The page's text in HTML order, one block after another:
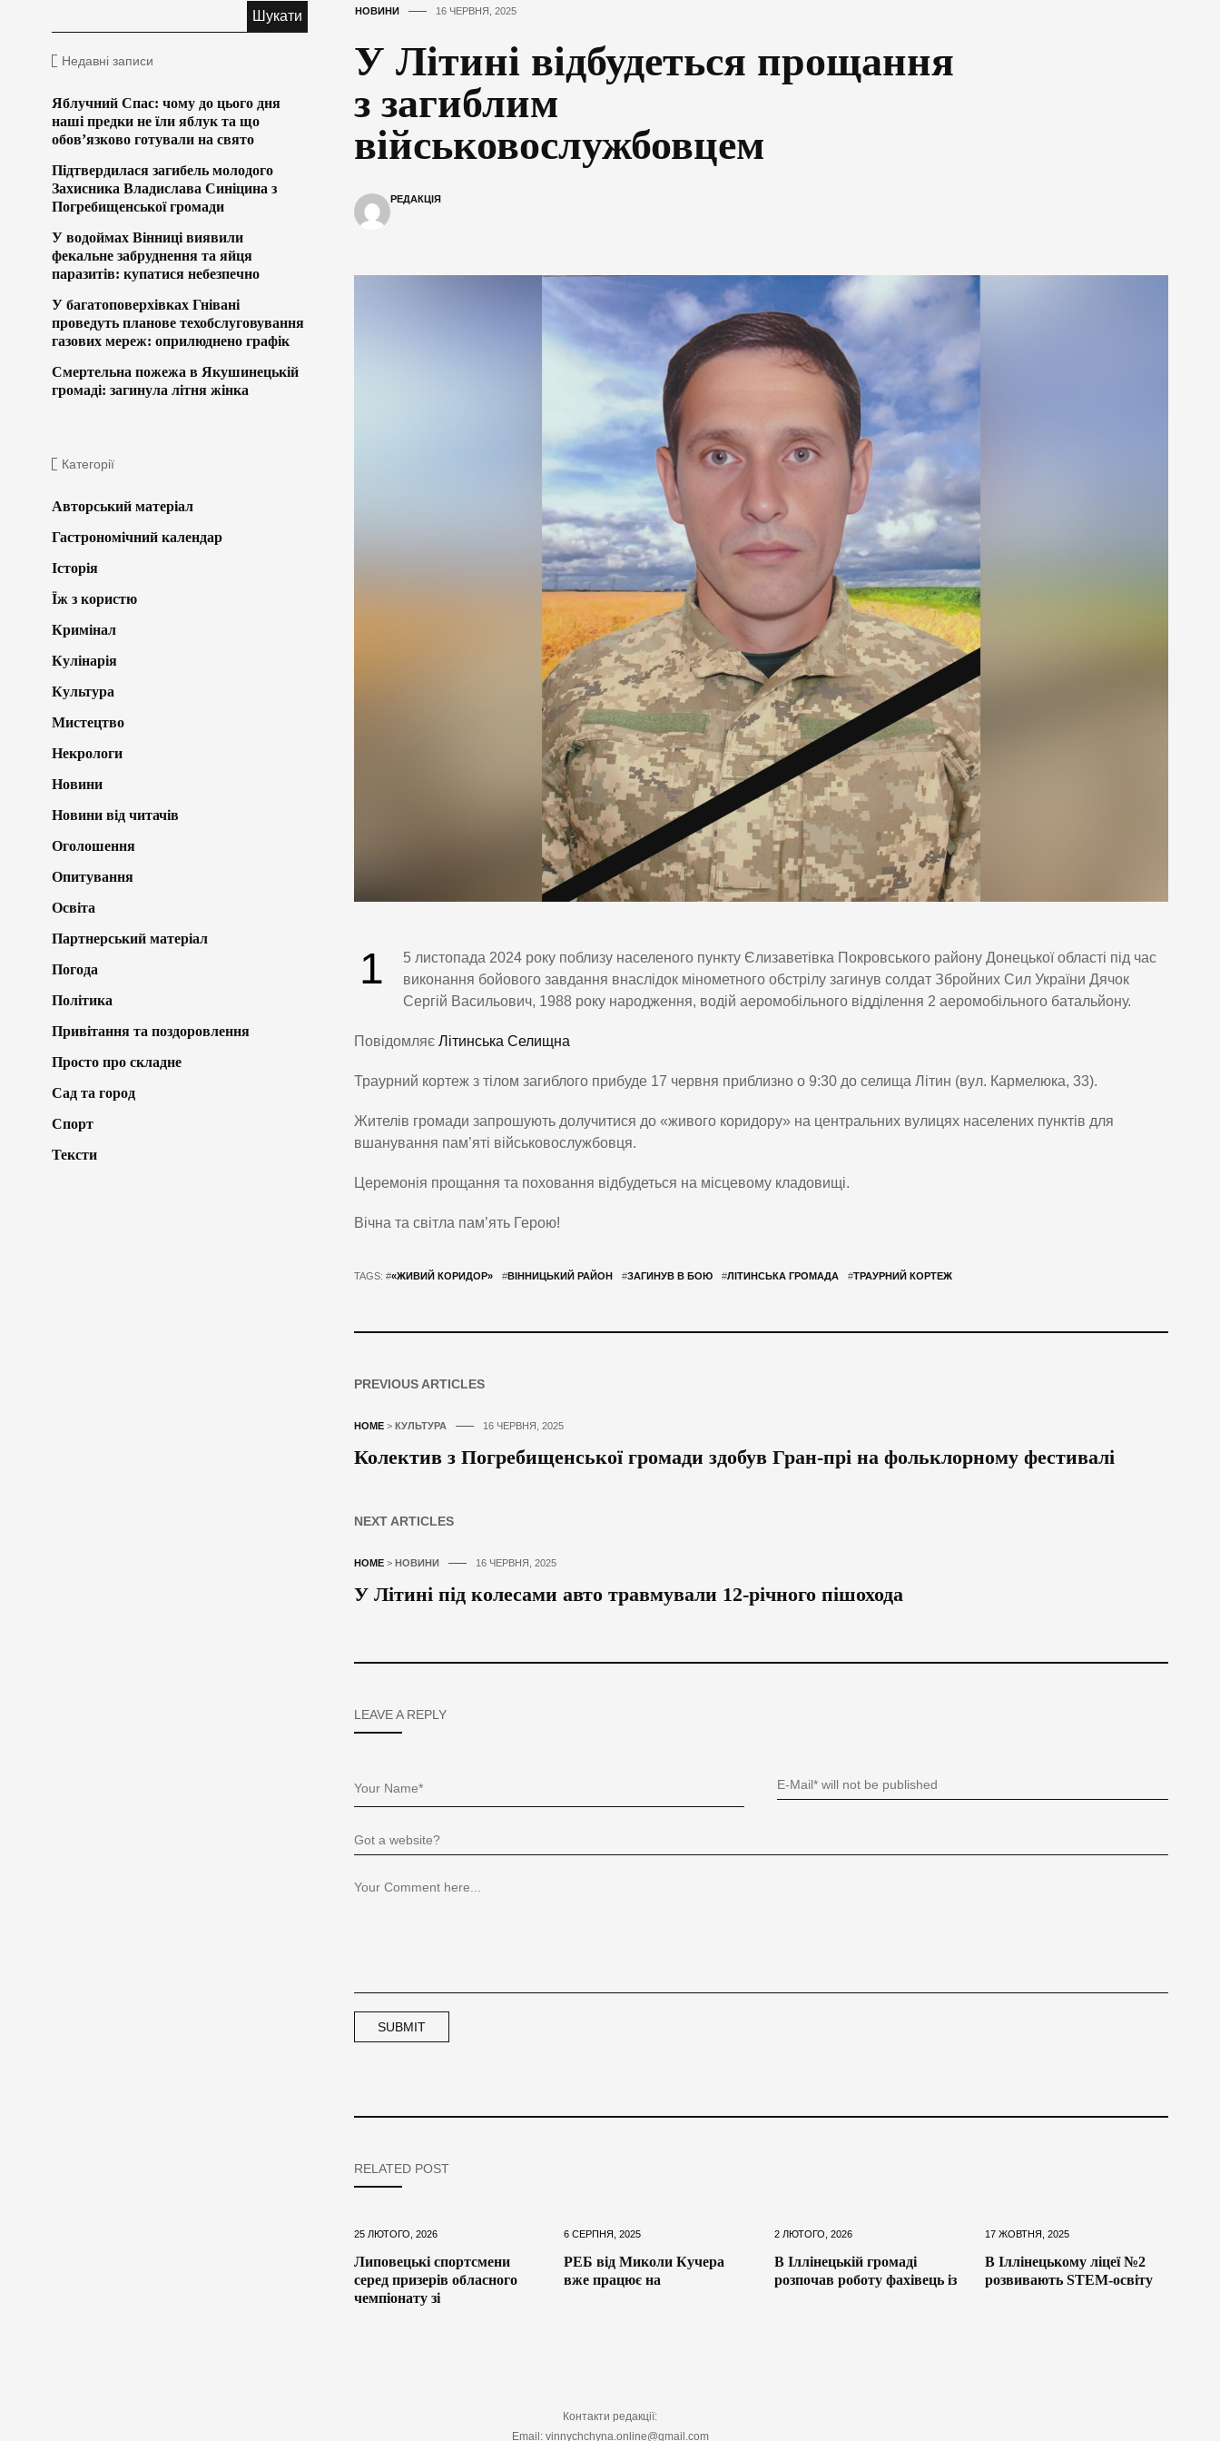
НОВИНИ 16 ЧЕРВНЯ, 2025
У Літині відбудеться прощання
з загиблим
військовослужбовцем
РЕДАКЦІЯ
1
5 листопада 2024 року поблизу населеного пункту Єлизаветівка Покровського району Донецької області під час
виконання бойового завдання внаслідок мінометного обстрілу загинув солдат Збройних Сил України Дячок
Сергій Васильович, 1988 року народження, водій аеромобільного відділення 2 аеромобільного батальйону.
Повідомляє Літинська Селищна
Траурний кортеж з тілом загиблого прибуде 17 червня приблизно о 9:30 до селища Літин (вул. Кармелюка, 33).
Жителів громади запрошують долучитися до «живого коридору» на центральних вулицях населених пунктів для
вшанування пам’яті військовослужбовця.
Церемонія прощання та поховання відбудеться на місцевому кладовищі.
Вічна та світла пам’ять Герою!
TAGS: #«ЖИВИЙ КОРИДОР» #ВІННИЦЬКИЙ РАЙОН #ЗАГИНУВ В БОЮ #ЛІТИНСЬКА ГРОМАДА #ТРАУРНИЙ КОРТЕЖ
PREVIOUS ARTICLES
HOME> КУЛЬТУРА 16 ЧЕРВНЯ, 2025
Колектив з Погребищенської громади здобув Гран-прі на фольклорному фестивалі
NEXT ARTICLES
HOME> НОВИНИ 16 ЧЕРВНЯ, 2025
У Літині під колесами авто травмували 12-річного пішохода
LEAVE A REPLY
RELATED POST
25 ЛЮТОГО, 2026
Липовецькі спортсмени
серед призерів обласного
чемпіонату зі
6 СЕРПНЯ, 2025
РЕБ від Миколи Кучера
вже працює на
2 ЛЮТОГО, 2026
В Іллінецькій громаді
розпочав роботу фахівець із
17 ЖОВТНЯ, 2025
В Іллінецькому ліцеї №2
розвивають STEM-освіту
Недавні записи
Яблучний Спас: чому до цього дня
наші предки не їли яблук та що
обов’язково готували на свято
Підтвердилася загибель молодого
Захисника Владислава Синіцина з
Погребищенської громади
У водоймах Вінниці виявили
фекальне забруднення та яйця
паразитів: купатися небезпечно
У багатоповерхівках Гнівані
проведуть планове техобслуговування
газових мереж: оприлюднено графік
Смертельна пожежа в Якушинецькій
громаді: загинула літня жінка
Категорії
Авторський матеріал
Гастрономічний календар
Історія
Їж з користю
Кримінал
Кулінарія
Культура
Мистецтво
Некрологи
Новини
Новини від читачів
Оголошення
Опитування
Освіта
Партнерський матеріал
Погода
Політика
Привітання та поздоровлення
Просто про складне
Сад та город
Спорт
Тексти
Контакти редакції:
Email: vinnychchyna.online@gmail.com